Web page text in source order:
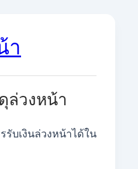
า
ล่วงหน้า
บเงินล่วงหน้าได้ใน